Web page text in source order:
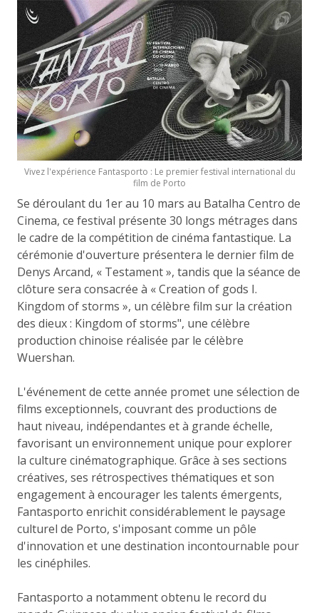
Vivez l'expérience Fantasporto : Le premier festival international du
film de Porto
Se déroulant du 1er au 10 mars au Batalha Centro de
Cinema, ce festival présente 30 longs métrages dans
le cadre de la compétition de cinéma fantastique. La
cérémonie d'ouverture présentera le dernier film de
Denys Arcand, « Testament », tandis que la séance de
clôture sera consacrée à « Creation of gods I.
Kingdom of storms », un célèbre film sur la création
des dieux : Kingdom of storms", une célèbre
production chinoise réalisée par le célèbre
Wuershan.
L'événement de cette année promet une sélection de
films exceptionnels, couvrant des productions de
haut niveau, indépendantes et à grande échelle,
favorisant un environnement unique pour explorer
la culture cinématographique. Grâce à ses sections
créatives, ses rétrospectives thématiques et son
engagement à encourager les talents émergents,
Fantasporto enrichit considérablement le paysage
culturel de Porto, s'imposant comme un pôle
d'innovation et une destination incontournable pour
les cinéphiles.
Fantasporto a notamment obtenu le record du